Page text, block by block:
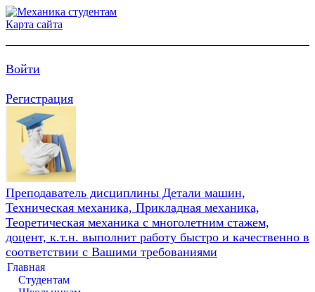
Карта сайта
Войти
Регистрация
Преподаватель дисциплины Детали машин,
Техническая механика, Прикладная механика,
Теоретическая механика с многолетним стажем,
доцент, к.т.н. выполнит работу быстро и качественно в
соответствии с Вашими требованиями
Главная
Студентам